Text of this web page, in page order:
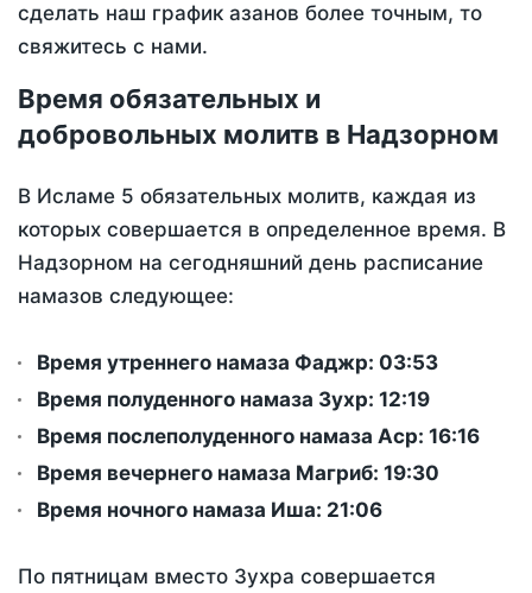
сделать наш график азанов более точным, то
свяжитесь с нами.
Время обязательных и
добровольных молитв в Надзорном
В Исламе 5 обязательных молитв, каждая из
которых совершается в определенное время. В
Надзорном на сегодняшний день расписание
намазов следующее:
Время утреннего намаза Фаджр: 03:53
Время полуденного намаза Зухр: 12:19
Время послеполуденного намаза Аср: 16:16
Время вечернего намаза Магриб: 19:30
Время ночного намаза Иша: 21:06
По пятницам вместо Зухра совершается